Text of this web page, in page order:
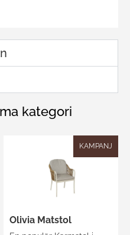
kategori
KAMPANJ
Olivia Matstol